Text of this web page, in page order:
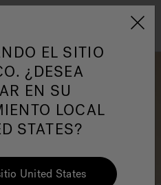
Jacuzzi&reg; Latin
Social
EL SITIO
¿DESEA
EN SU
LOCAL
STATES?
United States